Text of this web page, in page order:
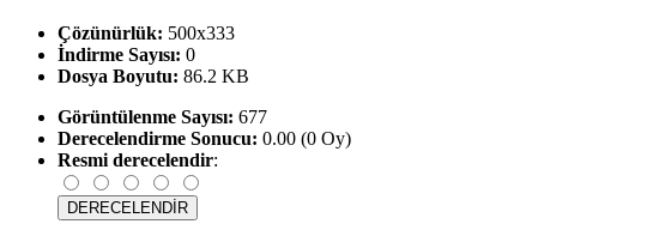
Çözünürlük: 500x333
İndirme Sayısı: 0
Dosya Boyutu: 86.2 KB
Görüntülenme Sayısı: 677
Derecelendirme Sonucu: 0.00 (0 Oy)
Resmi derecelendir: